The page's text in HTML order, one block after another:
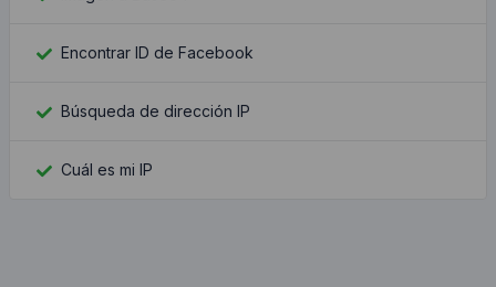
Encontrar ID de Facebook
Búsqueda de dirección IP
Cuál es mi IP